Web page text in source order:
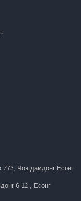
773, Чонгдамдонг Есонг
6-12 , Есонг